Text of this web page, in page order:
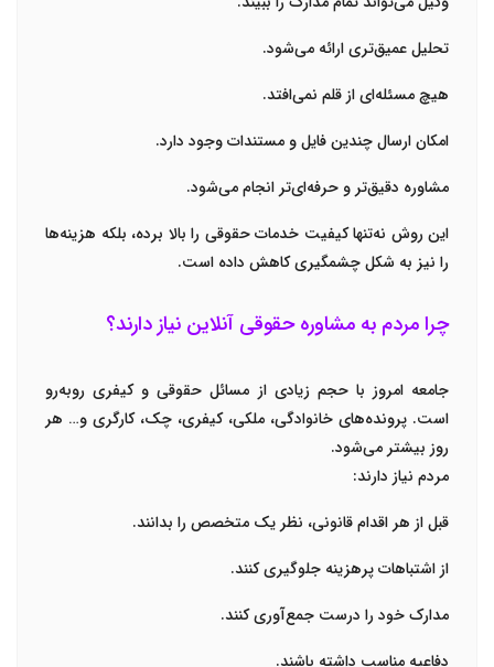
تحلیل عمیق‌تری ارائه می‌شود.
هیچ مسئله‌ای از قلم نمی‌افتد.
امکان ارسال چندین فایل و مستندات وجود دارد.
مشاوره دقیق‌تر و حرفه‌ای‌تر انجام می‌شود.
این روش نه‌تنها کیفیت خدمات حقوقی را بالا برده، بلکه هزینه‌ها
را نیز به شکل چشمگیری کاهش داده است.
چرا مردم به مشاوره حقوقی آنلاین نیاز دارند؟
جامعه امروز با حجم زیادی از مسائل حقوقی و کیفری روبه‌رو
است. پرونده‌های خانوادگی، ملکی، کیفری، چک، کارگری و… هر
روز بیشتر می‌شود.
مردم نیاز دارند:
قبل از هر اقدام قانونی، نظر یک متخصص را بدانند.
از اشتباهات پرهزینه جلوگیری کنند.
مدارک خود را درست جمع‌آوری کنند.
دفاعیه مناسب داشته باشند.